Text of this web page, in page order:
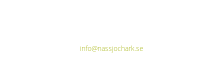
info@nassjochark.se